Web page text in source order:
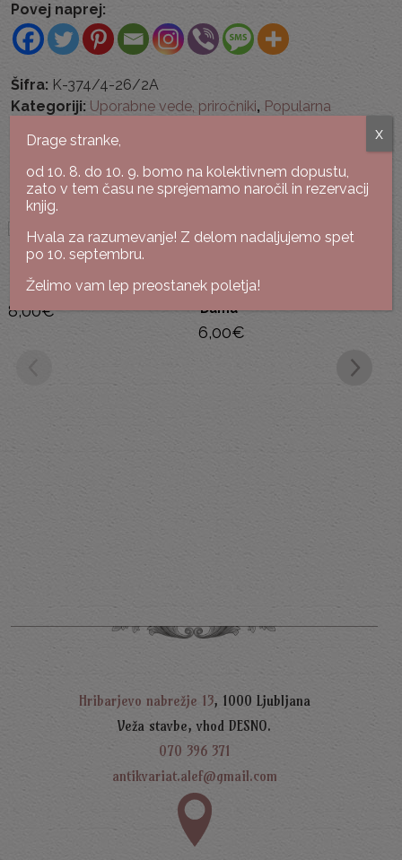
Povej naprej:
Šifra: K-374/4-26/2A
Kategoriji: Uporabne vede, priročniki, Popularna
Podobne knjige
The Fussy Baby Book
8,00€
Veronika Podgoršek
Dama
6,00€
Hribarjevo nabrežje 13, 1000 Ljubljana
Veža stavbe, vhod DESNO.
070 396 371
antikvariat.alef@gmail.com
Drage stranke,
od 10. 8. do 10. 9. bomo na kolektivnem dopustu,
zato v tem času ne sprejemamo naročil in rezervacij
knjig.
Hvala za razumevanje! Z delom nadaljujemo spet
po 10. septembru.
Želimo vam lep preostanek poletja!
x